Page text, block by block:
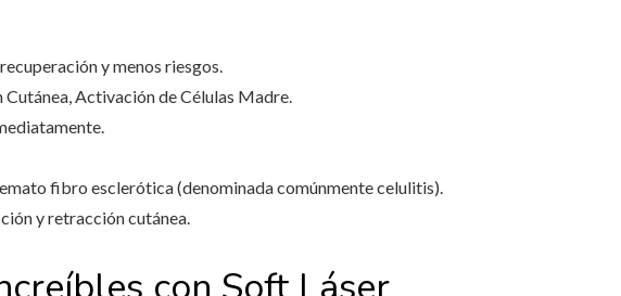
y menos riesgos.
Activación de Células Madre.
fibro esclerótica (denominada comúnmente celulitis).
y retracción cutánea.